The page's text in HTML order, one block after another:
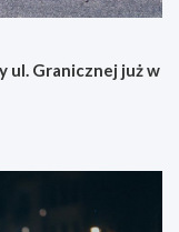
ul. Granicznej już w